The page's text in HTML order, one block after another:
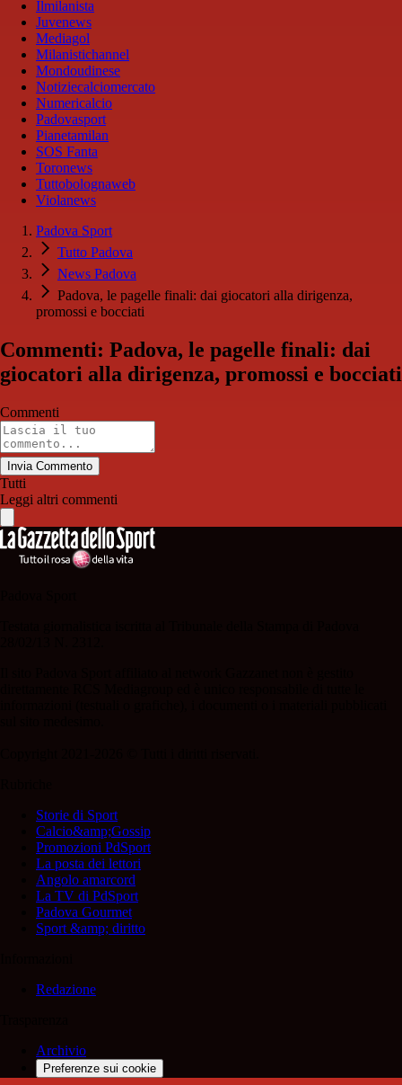
Ilmilanista
Juvenews
Mediagol
Milanistichannel
Mondoudinese
Notiziecalciomercato
Numericalcio
Padovasport
Pianetamilan
SOS Fanta
Toronews
Tuttobolognaweb
Violanews
Padova Sport
Tutto Padova
News Padova
Padova, le pagelle finali: dai giocatori alla dirigenza,
promossi e bocciati
Commenti: Padova, le pagelle finali: dai
giocatori alla dirigenza, promossi e bocciati
Commenti
Invia Commento
Tutti
Leggi altri commenti
Storie di Sport
Calcio&amp;Gossip
Promozioni PdSport
La posta dei lettori
Angolo amarcord
La TV di PdSport
Padova Gourmet
Sport &amp; diritto
Redazione
Archivio
Preferenze sui cookie